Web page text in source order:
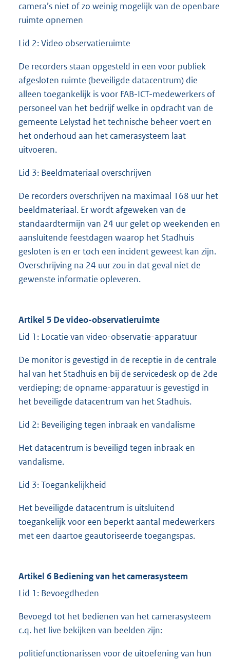
camera’s niet of zo weinig mogelijk van de openbare
ruimte opnemen
Lid 2: Video observatieruimte
De recorders staan opgesteld in een voor publiek
afgesloten ruimte (beveiligde datacentrum) die
alleen toegankelijk is voor FAB-ICT-medewerkers of
personeel van het bedrijf welke in opdracht van de
gemeente Lelystad het technische beheer voert en
het onderhoud aan het camerasysteem laat
uitvoeren.
Lid 3: Beeldmateriaal overschrijven
De recorders overschrijven na maximaal 168 uur het
beeldmateriaal. Er wordt afgeweken van de
standaardtermijn van 24 uur gelet op weekenden en
aansluitende feestdagen waarop het Stadhuis
gesloten is en er toch een incident geweest kan zijn.
Overschrijving na 24 uur zou in dat geval niet de
gewenste informatie opleveren.
Artikel 5 De video-observatieruimte
Lid 1: Locatie van video-observatie-apparatuur
De monitor is gevestigd in de receptie in de centrale
hal van het Stadhuis en bij de servicedesk op de 2de
verdieping; de opname-apparatuur is gevestigd in
het beveiligde datacentrum van het Stadhuis.
Lid 2: Beveiliging tegen inbraak en vandalisme
Het datacentrum is beveiligd tegen inbraak en
vandalisme.
Lid 3: Toegankelijkheid
Het beveiligde datacentrum is uitsluitend
toegankelijk voor een beperkt aantal medewerkers
met een daartoe geautoriseerde toegangspas.
Artikel 6 Bediening van het camerasysteem
Lid 1: Bevoegdheden
Bevoegd tot het bedienen van het camerasysteem
c.q. het live bekijken van beelden zijn:
politiefunctionarissen voor de uitoefening van hun